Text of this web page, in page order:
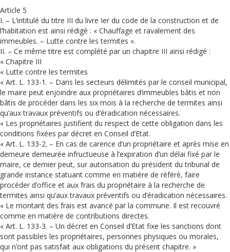
Article 5
I. – L’intitulé du titre III du livre Ier du code de la construction et de
l’habitation est ainsi rédigé : « Chauffage et ravalement des
immeubles. – Lutte contre les termites ».
II. – Ce même titre est complété par un chapitre III ainsi rédigé :
« Chapitre III
« Lutte contre les termites
« Art. L. 133-1. – Dans les secteurs délimités par le conseil municipal,
le maire peut enjoindre aux propriétaires d’immeubles bâtis et non
bâtis de procéder dans les six mois à la recherche de termites ainsi
qu’aux travaux préventifs ou d’éradication nécessaires.
« Les propriétaires justifient du respect de cette obligation dans les
conditions fixées par décret en Conseil d’Etat.
« Art. L. 133-2. – En cas de carence d’un propriétaire et après mise en
demeure demeurée infructueuse à l’expiration d’un délai fixé par le
maire, ce dernier peut, sur autorisation du président du tribunal de
grande instance statuant comme en matière de référé, faire
procéder d’office et aux frais du propriétaire à la recherche de
termites ainsi qu’aux travaux préventifs ou d’éradication nécessaires.
« Le montant des frais est avancé par la commune. Il est recouvré
comme en matière de contributions directes.
« Art. L. 133-3. – Un décret en Conseil d’Etat fixe les sanctions dont
sont passibles les propriétaires, personnes physiques ou morales,
qui n’ont pas satisfait aux obligations du présent chapitre. »